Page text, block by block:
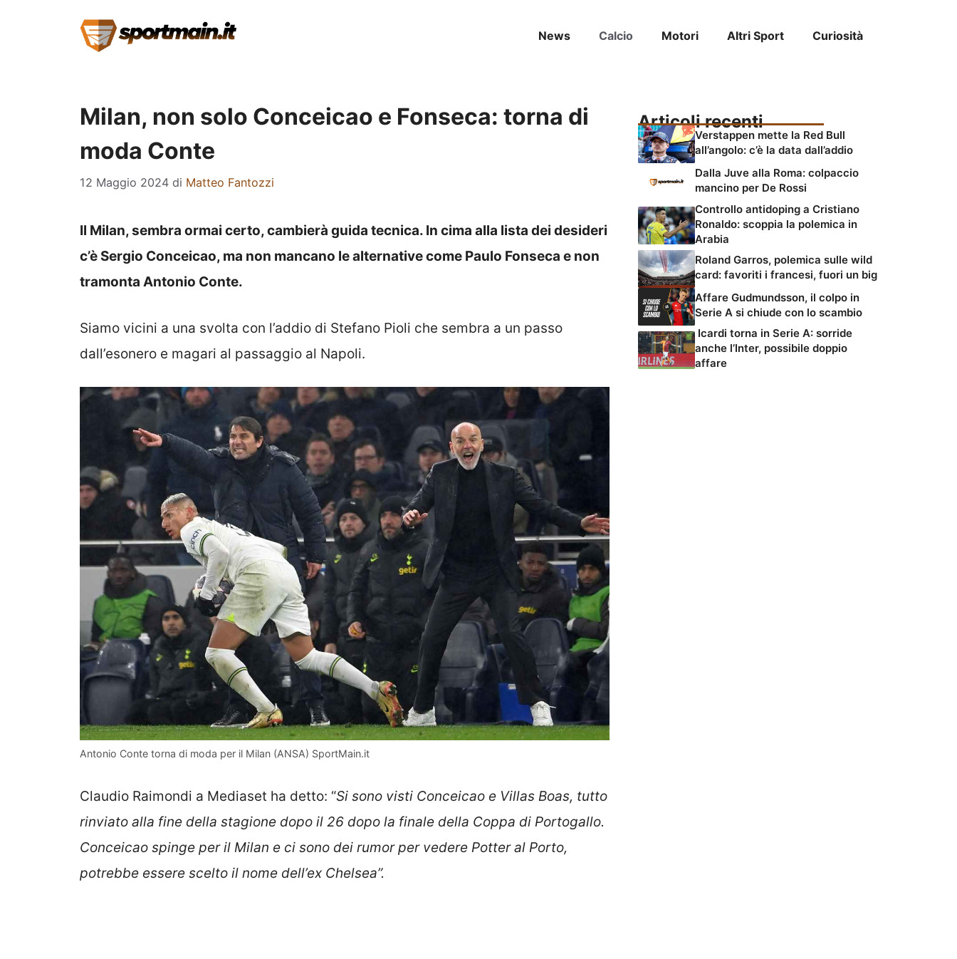
News Calcio Motori Altri Sport Curiosità
Milan, non solo Conceicao e Fonseca: torna di
moda Conte
12 Maggio 2024 di Matteo Fantozzi
Il Milan, sembra ormai certo, cambierà guida tecnica. In cima alla lista dei desideri
c’è Sergio Conceicao, ma non mancano le alternative come Paulo Fonseca e non
tramonta Antonio Conte.
Siamo vicini a una svolta con l’addio di Stefano Pioli che sembra a un passo
dall’esonero e magari al passaggio al Napoli.
Antonio Conte torna di moda per il Milan (ANSA) SportMain.it
Claudio Raimondi a Mediaset ha detto: “Si sono visti Conceicao e Villas Boas, tutto
rinviato alla fine della stagione dopo il 26 dopo la finale della Coppa di Portogallo.
Conceicao spinge per il Milan e ci sono dei rumor per vedere Potter al Porto,
potrebbe essere scelto il nome dell’ex Chelsea”.
Articoli recenti
Verstappen mette la Red Bull
all’angolo: c’è la data dall’addio
Dalla Juve alla Roma: colpaccio
mancino per De Rossi
Controllo antidoping a Cristiano
Ronaldo: scoppia la polemica in
Arabia
Roland Garros, polemica sulle wild
card: favoriti i francesi, fuori un big
Affare Gudmundsson, il colpo in
Serie A si chiude con lo scambio
Icardi torna in Serie A: sorride
anche l’Inter, possibile doppio
affare